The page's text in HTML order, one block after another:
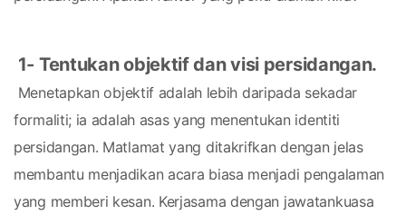
1- Tentukan objektif dan visi persidangan.
formaliti; ia adalah asas yang menentukan identiti
persidangan. Matlamat yang ditakrifkan dengan jelas
membantu menjadikan acara biasa menjadi pengalaman
yang memberi kesan. Kerjasama dengan jawatankuasa